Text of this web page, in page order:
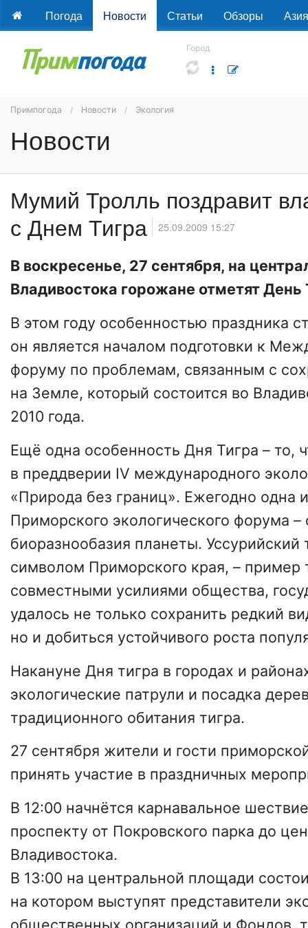
Погода Новости Статьи Обзоры Азия
Город
Примпогода Новости Экология
Новости
Мумий Тролль поздравит
с Днем Тигра
25.09.2009 15:27
В воскресенье, 27 сентября, на
Владивостока горожане отметят День
В этом году особенностью праздника
он является началом подготовки к
форуму по проблемам, связанным с
на Земле, который состоится во
2010 года.
Ещё одна особенность Дня Тигра – то,
в преддверии IV международного
«Природа без границ». Ежегодно одна
Приморского экологического форума –
биоразнообазия планеты.
символом Приморского края, – пример
совместными усилиями общества,
удалось не только сохранить редкий
но и добиться устойчивого роста
Накануне Дня тигра в городах и
экологические патрули и посадка
традиционного обитания тигра.
27 сентября жители и гости
принять участие в праздничных
В 12:00 начнётся карнавальное
проспекту от Покровского парка до
Владивостока.
В 13:00 на центральной площади
на котором выступят представители